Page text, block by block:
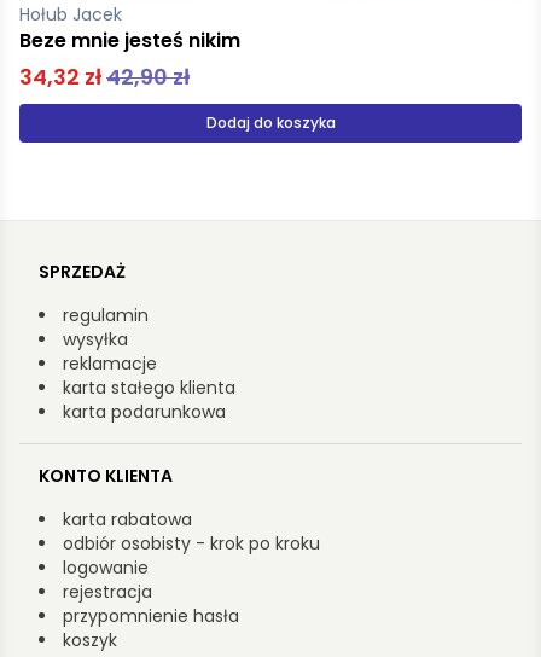
Bereś W Schwertner J
39,90 zł
Produkt niedostępny
SPRZEDAŻ
regulamin
wysyłka
reklamacje
karta stałego klienta
karta podarunkowa
KONTO KLIENTA
karta rabatowa
odbiór osobisty - krok po kroku
logowanie
rejestracja
przypomnienie hasła
koszyk